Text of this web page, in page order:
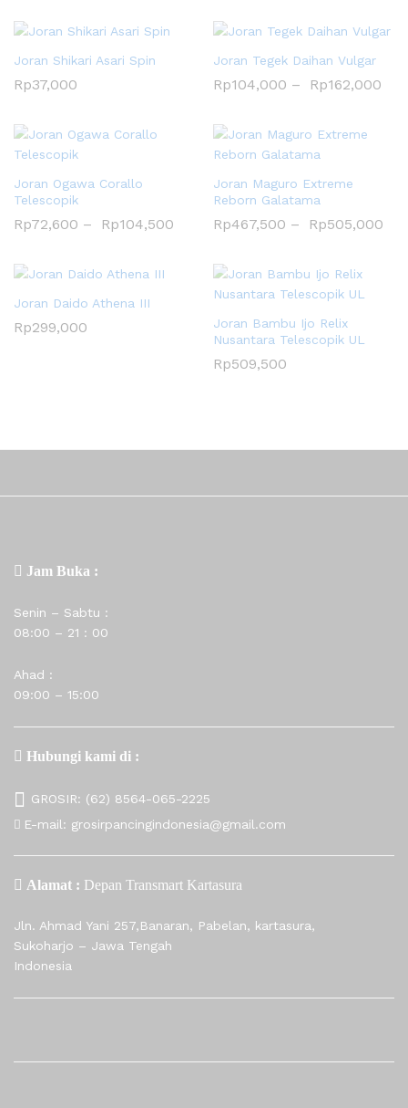
Joran Shikari Asari Spin
Rp37,000
Joran Tegek Daihan Vulgar
Rp104,000 – Rp162,000
Joran Ogawa Corallo
Telescopik
Rp72,600 – Rp104,500
Joran Maguro Extreme
Reborn Galatama
Rp467,500 – Rp505,000
Joran Daido Athena III
Rp299,000
Joran Bambu Ijo Relix
Nusantara Telescopik UL
Rp509,500
Jam Buka :
Senin – Sabtu :
08:00 – 21 : 00
Ahad :
09:00 – 15:00
Hubungi kami di :
GROSIR: (62) 8564-065-2225
E-mail: grosirpancingindonesia@gmail.com
Alamat : Depan Transmart Kartasura
Jln. Ahmad Yani 257,Banaran, Pabelan, kartasura,
Sukoharjo – Jawa Tengah
Indonesia